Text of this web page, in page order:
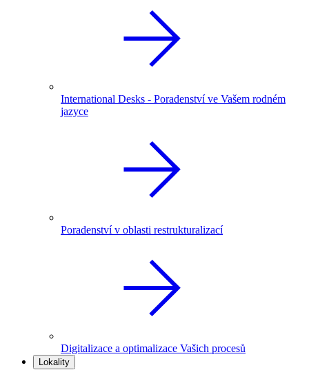
International Desks - Poradenství ve Vašem rodném
jazyce
Poradenství v oblasti restrukturalizací
Digitalizace a optimalizace Vašich procesů
Lokality